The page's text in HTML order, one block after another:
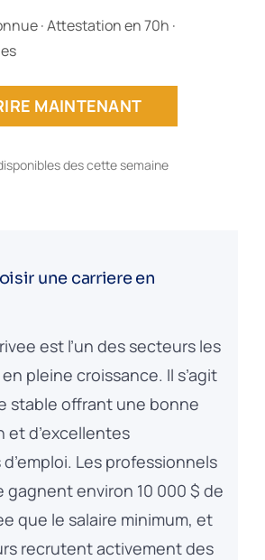
· Attestation en 70h ·
MAINTENANT
des cette semaine
une carriere en
est l’un des secteurs les
pleine croissance. Il s’agit
stable offrant une bonne
et d’excellentes
Les professionnels
gagnent environ 10 000 $ de
que le salaire minimum, et
recrutent activement des